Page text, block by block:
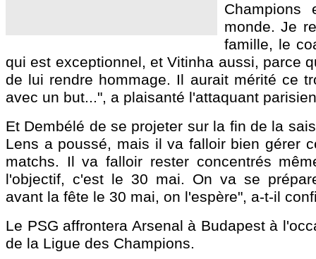
monde. Je
famille, le
qui est exceptionnel, et Vitinha aussi, parce
de lui rendre hommage. Il aurait mérité ce
avec un but...", a plaisanté l'attaquant
Et Dembélé de se projeter sur la fin de la
Lens a poussé, mais il va falloir bien gérer
matchs. Il va falloir rester concentrés
l'objectif, c'est le 30 mai. On va se
avant la fête le 30 mai, on l'espère", a-t-il
Le PSG affrontera Arsenal à Budapest à
de la Ligue des Champions.